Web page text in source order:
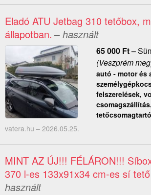
Eladó ATU Jetbag 310 tetőbox,
állapotban. – használt
65 000 Ft–
(Veszprém
autó - motor és
felszerelések,
csomagszállítás,
vatera.hu – 2026.05.25.
MINT AZ ÚJ!!! FÉLÁRON!!!
370 l-es 133x91x34 cm-es sí
használt